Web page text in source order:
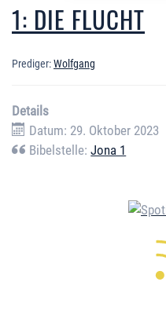
1: DIE FLUCHT
Prediger:Wolfgang
Details
Datum: 29. Oktober 2023
Bibelstelle:Jona 1